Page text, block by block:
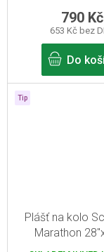
653 Kč bez
790 Kč
Do
Tip
Plášť na kolo
Marathon